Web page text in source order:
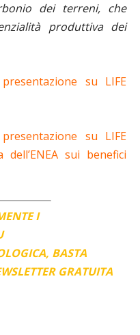
dei terreni, che
produttiva dei
su LIFE
su LIFE
dell’ENEA sui benefici
I
BASTA
GRATUITA